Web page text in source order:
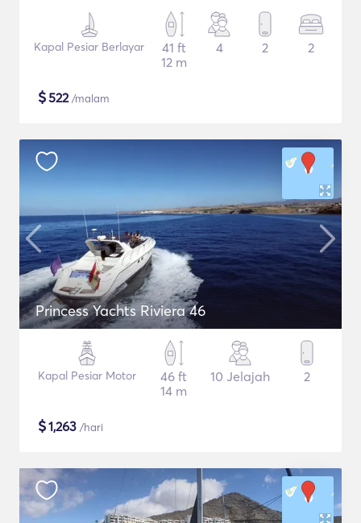
Kapal Pesiar Berlayar
41 ft
12 m
4 2 2
$522/malam
Princess Yachts Riviera 46
Kapal Pesiar Motor
46 ft
14 m
10 Jelajah 2
$1,263 /hari